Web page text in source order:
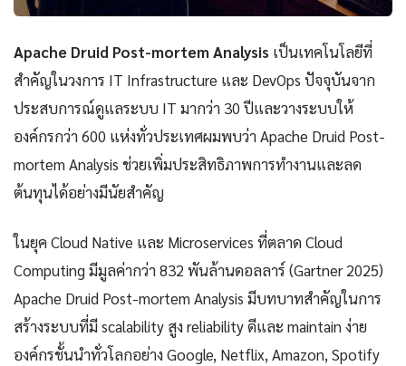
Apache Druid Post-mortem Analysis เป็นเทคโนโลยีที่
สำคัญในวงการ IT Infrastructure และ DevOps ปัจจุบันจาก
ประสบการณ์ดูแลระบบ IT มากว่า 30 ปีและวางระบบให้
องค์กรกว่า 600 แห่งทั่วประเทศผมพบว่า Apache Druid Post-
mortem Analysis ช่วยเพิ่มประสิทธิภาพการทำงานและลด
ต้นทุนได้อย่างมีนัยสำคัญ
ในยุค Cloud Native และ Microservices ที่ตลาด Cloud
Computing มีมูลค่ากว่า 832 พันล้านดอลลาร์ (Gartner 2025)
Apache Druid Post-mortem Analysis มีบทบาทสำคัญในการ
สร้างระบบที่มี scalability สูง reliability ดีและ maintain ง่าย
องค์กรชั้นนำทั่วโลกอย่าง Google, Netflix, Amazon, Spotify